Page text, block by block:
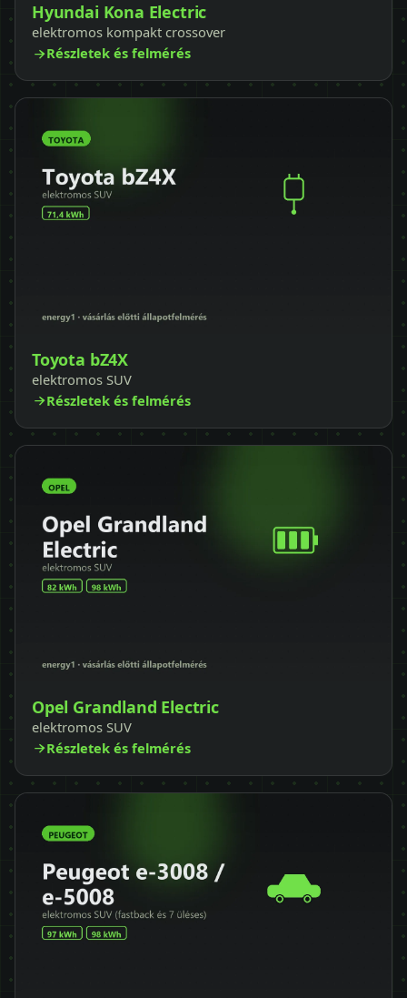
Hyundai Kona Electric
elektromos kompakt crossover
Részletek és felmérés
Toyota bZ4X
elektromos SUV
Részletek és felmérés
Opel Grandland Electric
elektromos SUV
Részletek és felmérés